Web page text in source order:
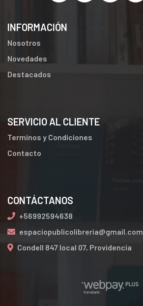
INFORMACIÓN
Nosotros
Novedades
Destacados
SERVICIO AL CLIENTE
Terminos y Condiciones
Contacto
CONTÁCTANOS
+56992594638
espaciopublicolibreria@gmail.com
Condell 847 local 07, Providencia